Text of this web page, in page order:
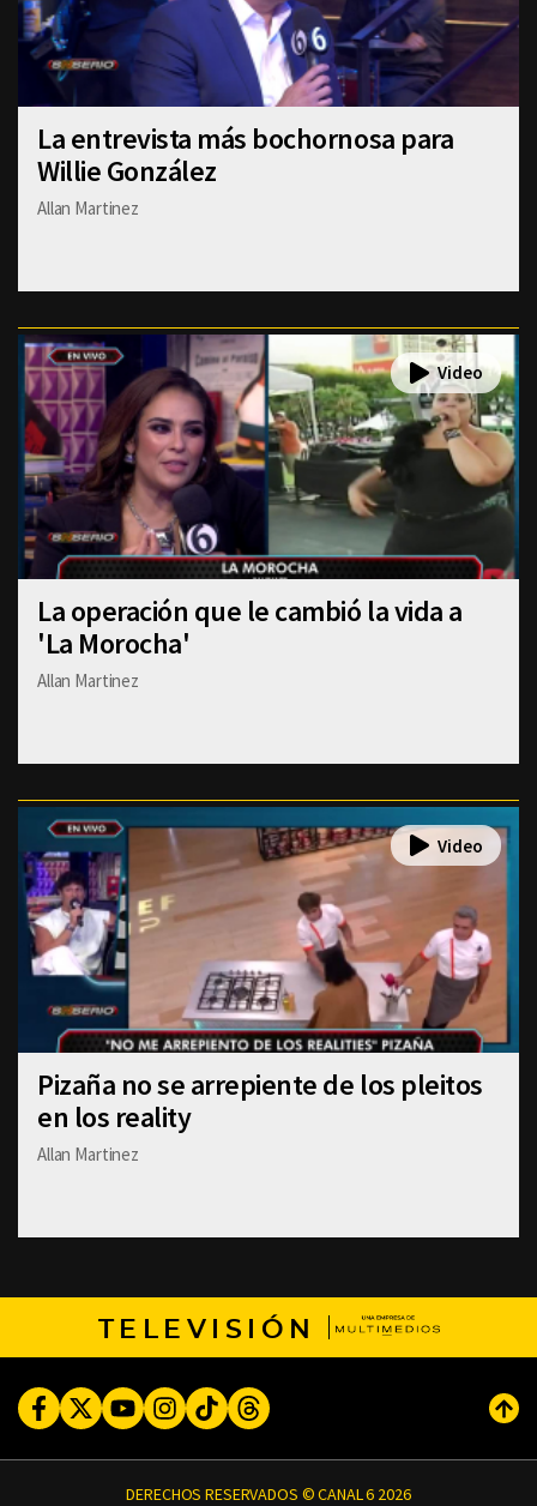
La entrevista más bochornosa para
Willie González
Allan Martinez
La operación que le cambió la vida a
'La Morocha'
Allan Martinez
Pizaña no se arrepiente de los pleitos
en los reality
Allan Martinez
TELEVISIÓN
FacebookTwitterYoutubeInstagram
TikTokThreads
DERECHOS RESERVADOS © CANAL 6 2026